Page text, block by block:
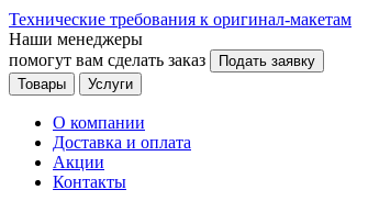
Технические требования к оригинал-макетам
Наши менеджеры
помогут вам сделать заказ
Подать заявку
Товары
Услуги
О компании
Доставка и оплата
Акции
Контакты